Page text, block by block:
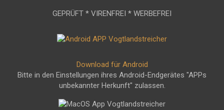
GEPRÜFT * VIRENFREI * WERBEFREI
Download für Android
Bitte in den Einstellungen ihres Android-Endgerätes "APPs
unbekannter Herkunft" zulassen.